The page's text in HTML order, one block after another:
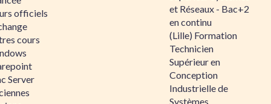
officiels
cours
Server
et Réseaux - Bac+2
en continu
(Lille) Formation
Technicien
Supérieur en
Conception
Industrielle de
Systèmes